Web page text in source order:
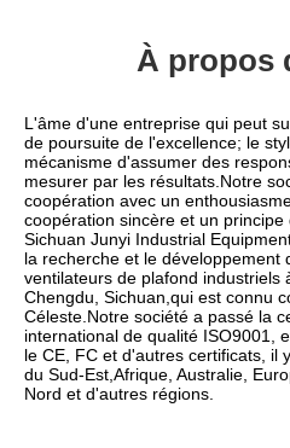
À propos
L'âme d'une entreprise qui peut
de poursuite de l'excellence; le
mécanisme d'assumer des
mesurer par les résultats.Notre
coopération avec un
coopération sincère et un
Sichuan Junyi Industrial
la recherche et le développement
ventilateurs de plafond industriels
Chengdu, Sichuan,qui est connu
Céleste.Notre société a passé la
international de qualité ISO9001,
le CE, FC et d'autres certificats, il
du Sud-Est,Afrique, Australie,
Nord et d'autres régions.